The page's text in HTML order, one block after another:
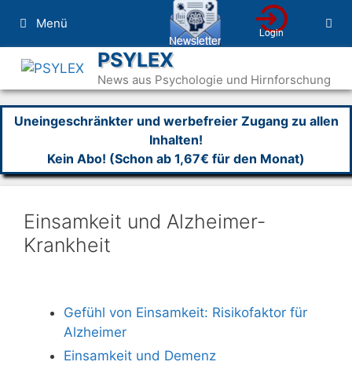
Inhalt
springen
Menü
PSYLEX
News aus Psychologie und Hirnforschung
Uneingeschränkter und werbefreier Zugang zu allen
Inhalten!
Kein Abo! (Schon ab 1,67€ für den Monat)
Einsamkeit und Alzheimer-
Krankheit
Gefühl von Einsamkeit: Risikofaktor für
Alzheimer
Einsamkeit und Demenz